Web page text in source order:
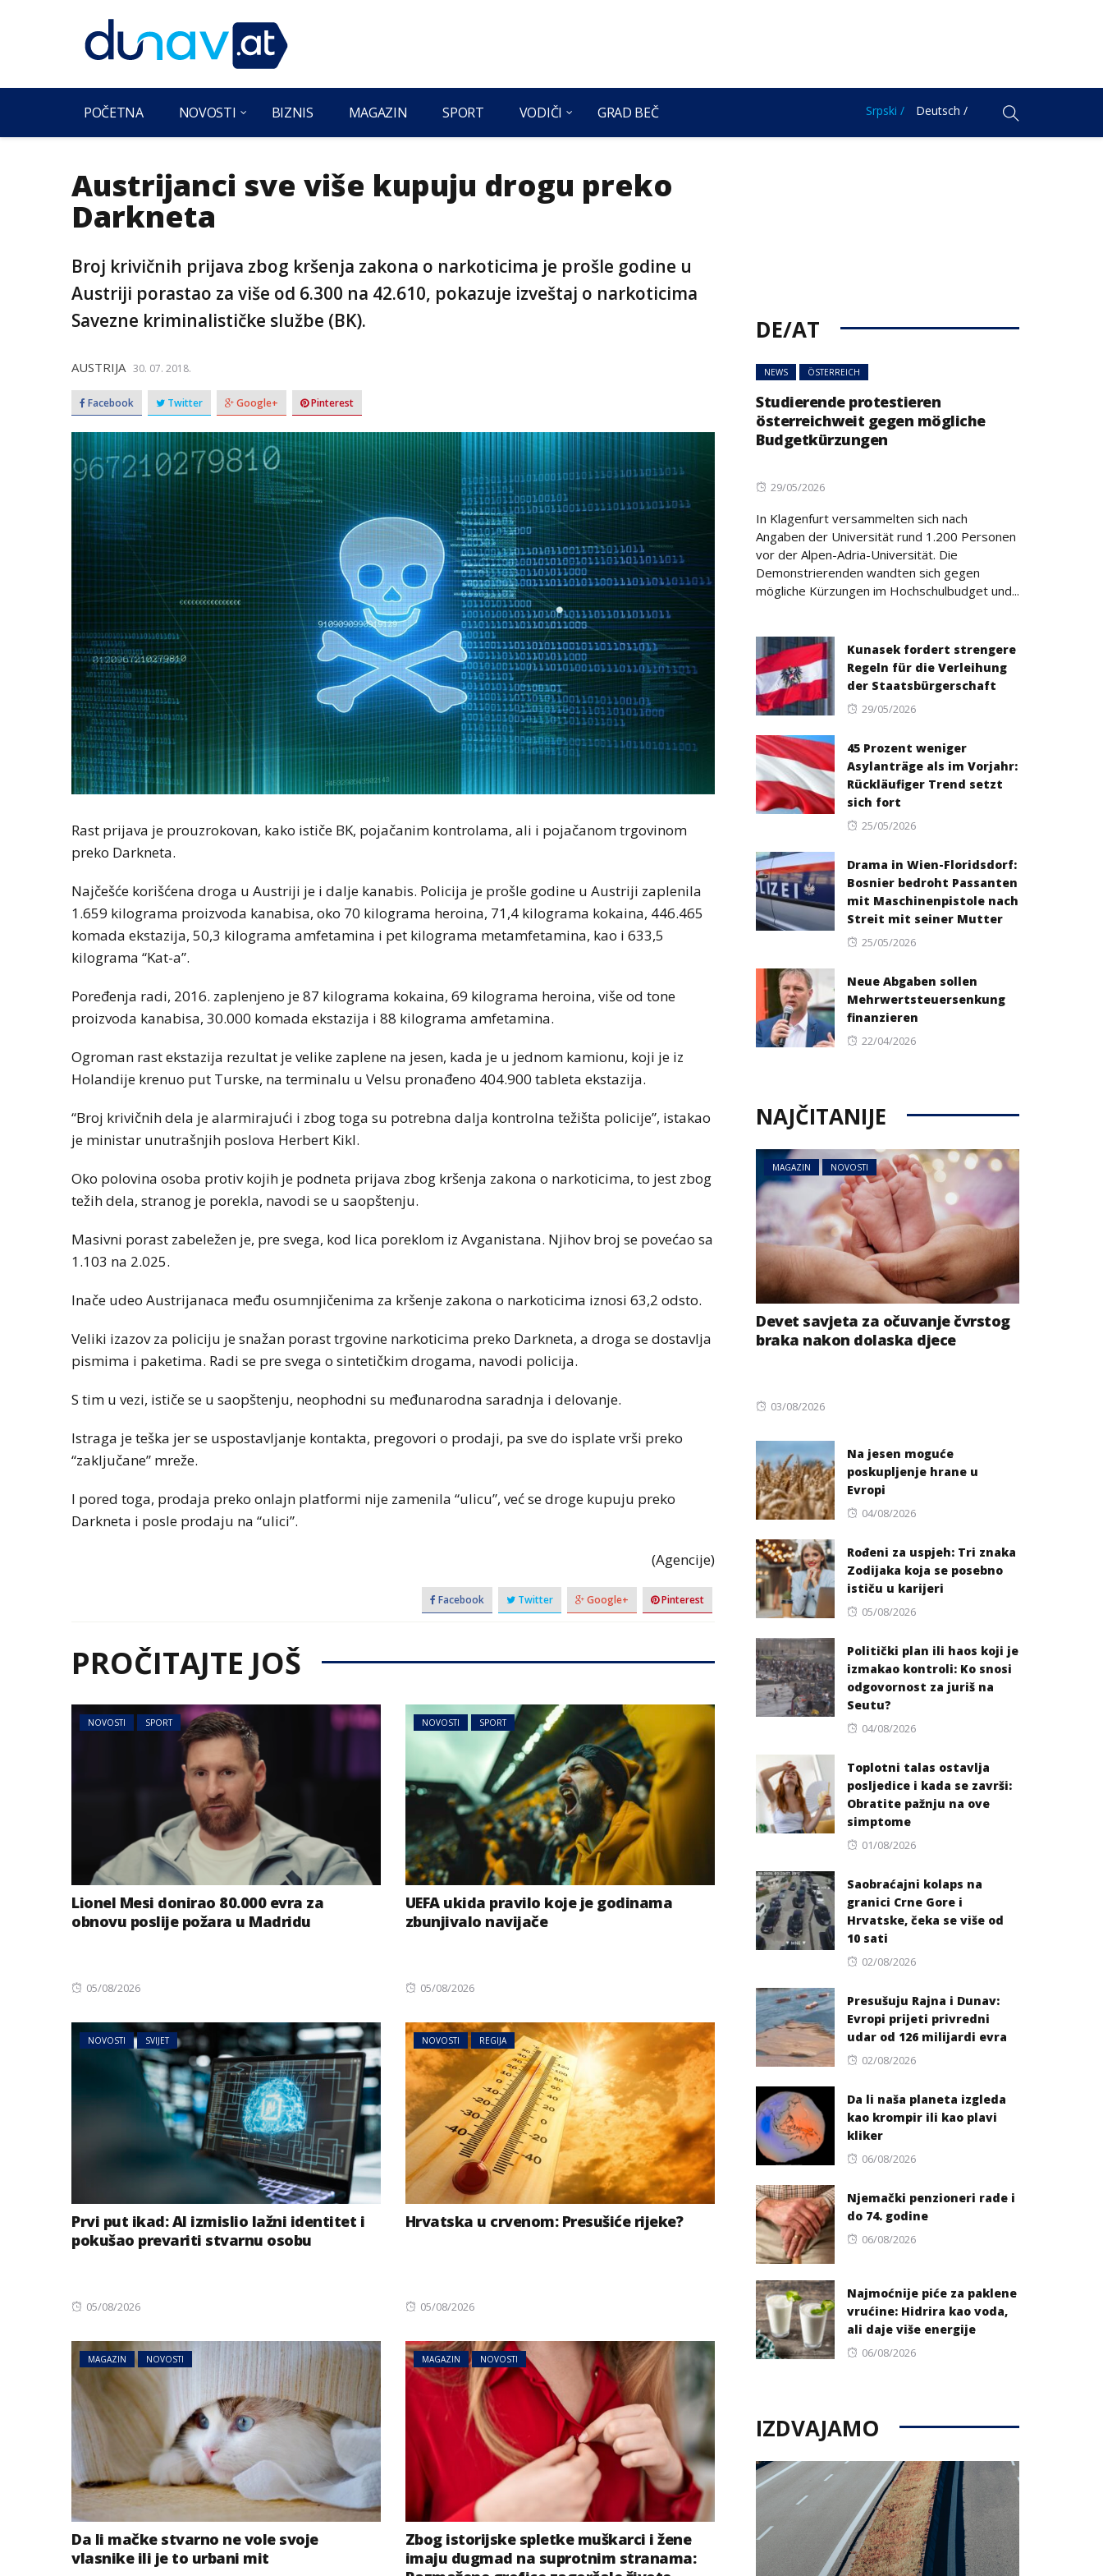
POČETNA NOVOSTI BIZNIS MAGAZIN SPORT VODIČI GRAD BEČ Srpski / Deutsch /
Austrijanci sve više kupuju drogu preko
Darkneta
Broj krivičnih prijava zbog kršenja zakona o narkoticima je prošle godine u
Austriji porastao za više od 6.300 na 42.610, pokazuje izveštaj o narkoticima
Savezne kriminalističke službe (BK).
AUSTRIJA 30. 07. 2018.
Facebook Twitter Google+ Pinterest
Rast prijava je prouzrokovan, kako ističe BK, pojačanim kontrolama, ali i pojačanom trgovinom
preko Darkneta.
Najčešće korišćena droga u Austriji je i dalje kanabis. Policija je prošle godine u Austriji zaplenila
1.659 kilograma proizvoda kanabisa, oko 70 kilograma heroina, 71,4 kilograma kokaina, 446.465
komada ekstazija, 50,3 kilograma amfetamina i pet kilograma metamfetamina, kao i 633,5
kilograma “Kat-a”.
Poređenja radi, 2016. zaplenjeno je 87 kilograma kokaina, 69 kilograma heroina, više od tone
proizvoda kanabisa, 30.000 komada ekstazija i 88 kilograma amfetamina.
Ogroman rast ekstazija rezultat je velike zaplene na jesen, kada je u jednom kamionu, koji je iz
Holandije krenuo put Turske, na terminalu u Velsu pronađeno 404.900 tableta ekstazija.
“Broj krivičnih dela je alarmirajući i zbog toga su potrebna dalja kontrolna težišta policije”, istakao
je ministar unutrašnjih poslova Herbert Kikl.
Oko polovina osoba protiv kojih je podneta prijava zbog kršenja zakona o narkoticima, to jest zbog
težih dela, stranog je porekla, navodi se u saopštenju.
Masivni porast zabeležen je, pre svega, kod lica poreklom iz Avganistana. Njihov broj se povećao sa
1.103 na 2.025.
Inače udeo Austrijanaca među osumnjičenima za kršenje zakona o narkoticima iznosi 63,2 odsto.
Veliki izazov za policiju je snažan porast trgovine narkoticima preko Darkneta, a droga se dostavlja
pismima i paketima. Radi se pre svega o sintetičkim drogama, navodi policija.
S tim u vezi, ističe se u saopštenju, neophodni su međunarodna saradnja i delovanje.
Istraga je teška jer se uspostavljanje kontakta, pregovori o prodaji, pa sve do isplate vrši preko
“zaključane” mreže.
I pored toga, prodaja preko onlajn platformi nije zamenila “ulicu”, već se droge kupuju preko
Darkneta i posle prodaju na “ulici”.
(Agencije)
Facebook Twitter Google+ Pinterest
PROČITAJTE JOŠ
NOVOSTI SPORT
Lionel Mesi donirao 80.000 evra za
obnovu poslije požara u Madridu
Posted
05/08/2026
NOVOSTI SPORT
UEFA ukida pravilo koje je godinama
zbunjivalo navijače
Posted
05/08/2026
NOVOSTI SVIJET
Prvi put ikad: AI izmislio lažni identitet i
pokušao prevariti stvarnu osobu
Posted
05/08/2026
NOVOSTI REGIJA
Hrvatska u crvenom: Presušiće rijeke?
Posted
05/08/2026
MAGAZIN NOVOSTI
Da li mačke stvarno ne vole svoje
vlasnike ili je to urbani mit
MAGAZIN NOVOSTI
Zbog istorijske spletke muškarci i žene
imaju dugmad na suprotnim stranama:
DE/AT
NEWS ÖSTERREICH
Studierende protestieren
österreichweit gegen mögliche
Budgetkürzungen
Posted
29/05/2026
In Klagenfurt versammelten sich nach
Angaben der Universität rund 1.200 Personen
vor der Alpen-Adria-Universität. Die
Demonstrierenden wandten sich gegen
mögliche Kürzungen im Hochschulbudget und...
Kunasek fordert strengere
Regeln für die Verleihung
der Staatsbürgerschaft
Posted
29/05/2026
45 Prozent weniger
Asylanträge als im Vorjahr:
Rückläufiger Trend setzt
sich fort
Posted
25/05/2026
Drama in Wien-Floridsdorf:
Bosnier bedroht Passanten
mit Maschinenpistole nach
Streit mit seiner Mutter
Posted
25/05/2026
Neue Abgaben sollen
Mehrwertsteuersenkung
finanzieren
Posted
22/04/2026
NAJČITANIJE
MAGAZIN NOVOSTI
Devet savjeta za očuvanje čvrstog
braka nakon dolaska djece
Posted
03/08/2026
Na jesen moguće
poskupljenje hrane u
Evropi
Posted
04/08/2026
Rođeni za uspjeh: Tri znaka
Zodijaka koja se posebno
ističu u karijeri
Posted
05/08/2026
Politički plan ili haos koji je
izmakao kontroli: Ko snosi
odgovornost za juriš na
Seutu?
Posted
04/08/2026
Toplotni talas ostavlja
posljedice i kada se završi:
Obratite pažnju na ove
simptome
Posted
01/08/2026
Saobraćajni kolaps na
granici Crne Gore i
Hrvatske, čeka se više od
10 sati
Posted
02/08/2026
Presušuju Rajna i Dunav:
Evropi prijeti privredni
udar od 126 milijardi evra
Posted
02/08/2026
Da li naša planeta izgleda
kao krompir ili kao plavi
kliker
Posted
06/08/2026
Njemački penzioneri rade i
do 74. godine
Posted
06/08/2026
Najmoćnije piće za paklene
vrućine: Hidrira kao voda,
ali daje više energije
Posted
06/08/2026
IZDVAJAMO